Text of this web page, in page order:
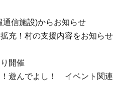
信施設)からお知らせ
充！村の支援内容をお知らせ
開催
遊んでよし！ イベント関連